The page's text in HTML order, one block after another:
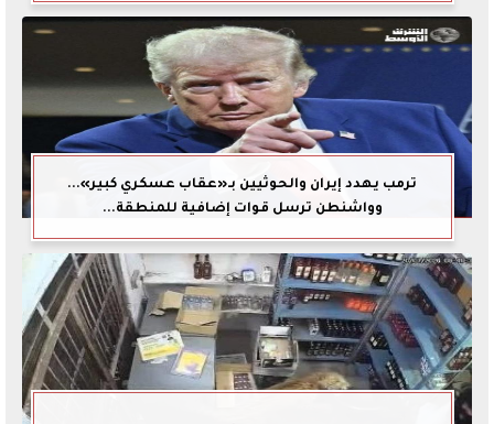
ترمب يهدد إيران والحوثيين بـ«عقاب عسكري كبير»...
وواشنطن ترسل قوات إضافية للمنطقة...